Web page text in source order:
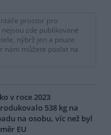
prostor pro
zde publikované
nýbrž jen a pouze
nám můžete poslat na
v roce 2023
538 kg na
na osobu, víc než byl
EU